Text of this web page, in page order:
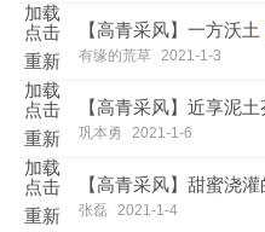
加载
点击
重新
加载
【高青采风】一方沃土
有缘的荒草 2021-1-3
点击
重新
加载
【高青采风】近享泥土
巩本勇 2021-1-6
点击
重新
【高青采风】甜蜜浇
张磊 2021-1-4